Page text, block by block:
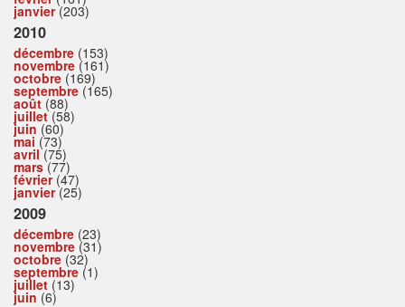
janvier(203)
2010
décembre (153)
novembre (161)
octobre (169)
septembre (165)
août (88)
juillet(58)
juin (60)
mai (73)
avril(75)
mars(77)
février(47)
janvier(25)
2009
décembre (23)
novembre (31)
octobre (32)
septembre (1)
juillet (13)
juin (6)